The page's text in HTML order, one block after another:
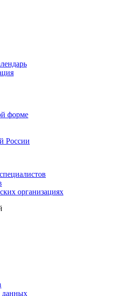
форме
России
организациях
данных